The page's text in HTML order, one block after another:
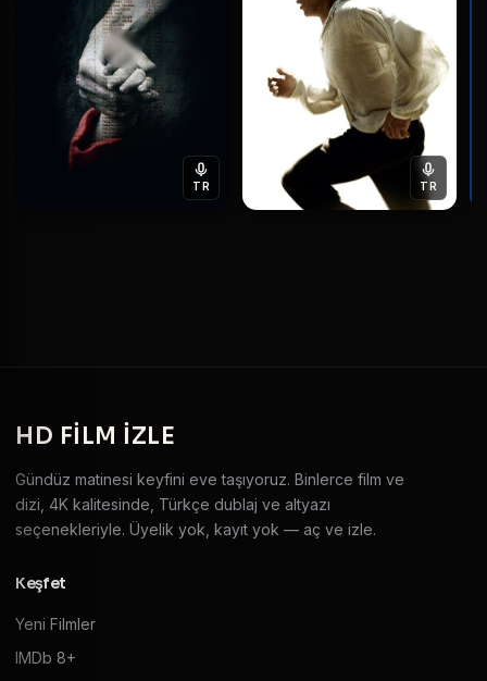
TR TR
HD FILM IZLE
Gündüz matinesi keyfini eve taşıyoruz. Binlerce film ve
dizi, 4K kalitesinde, Türkçe dublaj ve altyazı
seçenekleriyle. Üyelik yok, kayıt yok — aç ve izle.
Keşfet
Yeni Filmler
IMDb 8+